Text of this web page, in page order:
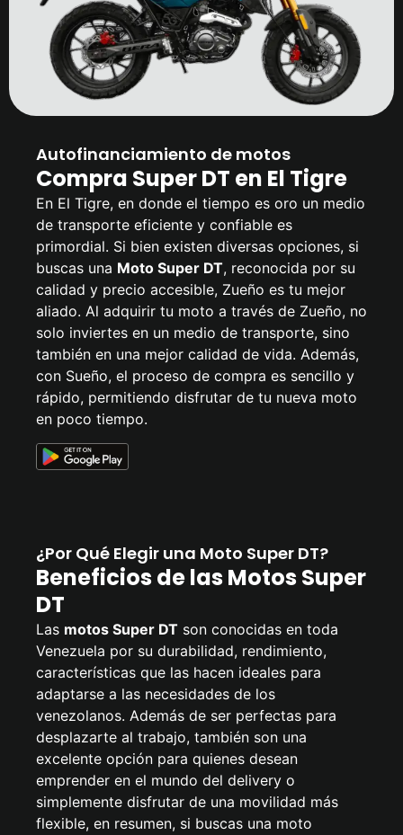
Autofinanciamiento de motos
Compra Super DT en El Tigre
En El Tigre, en donde el tiempo es oro un medio
de transporte eficiente y confiable es
primordial. Si bien existen diversas opciones, si
buscas una Moto Super DT, reconocida por su
calidad y precio accesible, Zueño es tu mejor
aliado. Al adquirir tu moto a través de Zueño, no
solo inviertes en un medio de transporte, sino
también en una mejor calidad de vida. Además,
con Sueño, el proceso de compra es sencillo y
rápido, permitiendo disfrutar de tu nueva moto
en poco tiempo.
¿Por Qué Elegir una Moto Super DT?
Beneficios de las Motos Super
DT
Las motos Super DT son conocidas en toda
Venezuela por su durabilidad, rendimiento,
características que las hacen ideales para
adaptarse a las necesidades de los
venezolanos. Además de ser perfectas para
desplazarte al trabajo, también son una
excelente opción para quienes desean
emprender en el mundo del delivery o
simplemente disfrutar de una movilidad más
flexible, en resumen, si buscas una moto